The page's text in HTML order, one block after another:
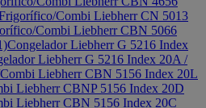
Combi Liebherr CN 5013
Combi Liebherr CBN 5066
Congelador Liebherr G 5216 Index
Liebherr G 5216 Index 20A /
Liebherr CBN 5156 Index 20L
Liebherr CBNP 5156 Index 20D
Liebherr CBN 5156 Index 20C